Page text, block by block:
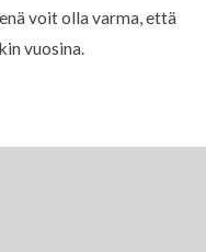
voit olla varma, että
vuosina.